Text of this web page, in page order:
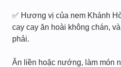
✅ Hương vị của nem Khánh
cay cay ăn hoài không chán,
phải.
Ăn liền hoặc nướng, làm món